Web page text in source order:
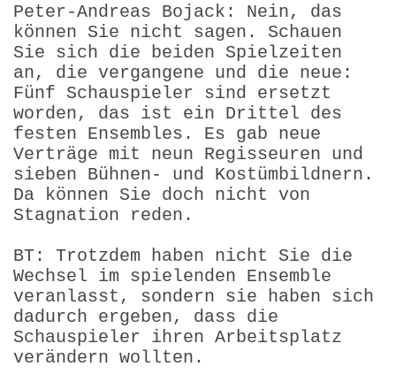
Peter-Andreas Bojack: Nein, das
können Sie nicht sagen. Schauen
Sie sich die beiden Spielzeiten
an, die vergangene und die neue:
Fünf Schauspieler sind ersetzt
worden, das ist ein Drittel des
festen Ensembles. Es gab neue
Verträge mit neun Regisseuren und
sieben Bühnen- und Kostümbildnern.
Da können Sie doch nicht von
Stagnation reden.
BT: Trotzdem haben nicht Sie die
Wechsel im spielenden Ensemble
veranlasst, sondern sie haben sich
dadurch ergeben, dass die
Schauspieler ihren Arbeitsplatz
verändern wollten.